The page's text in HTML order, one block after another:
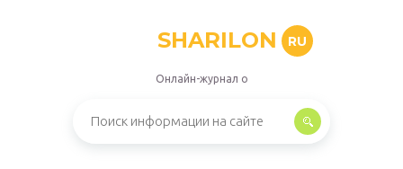
SHARILON RU
Онлайн-журнал о